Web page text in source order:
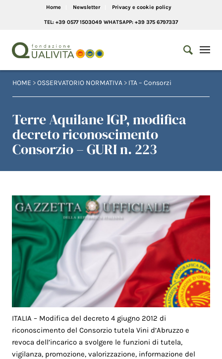
Home Newsletter Privacy e cookie policy
TEL: +39 0577 1503049 WHATSAPP: +39 375 6797337
HOME >OSSERVATORIO NORMATIVA > ITA – Consorzi
Terre Aquilane IGP, modifica
decreto riconoscimento
Consorzio – GURI n. 223
ITALIA – Modifica del decreto 4 giugno 2012 di
riconoscimento del Consorzio tutela Vini d’Abruzzo e
revoca dell’incarico a svolgere le funzioni di tutela,
vigilanza, promozione, valorizzazione, informazione del